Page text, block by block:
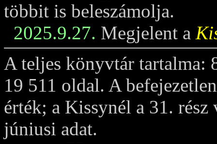
többit is beleszámolja.
2025.9.27. Megjelent a
A teljes könyvtár tartalma:
19 511 oldal. A
érték; a Kissynél a 31.
júniusi adat.